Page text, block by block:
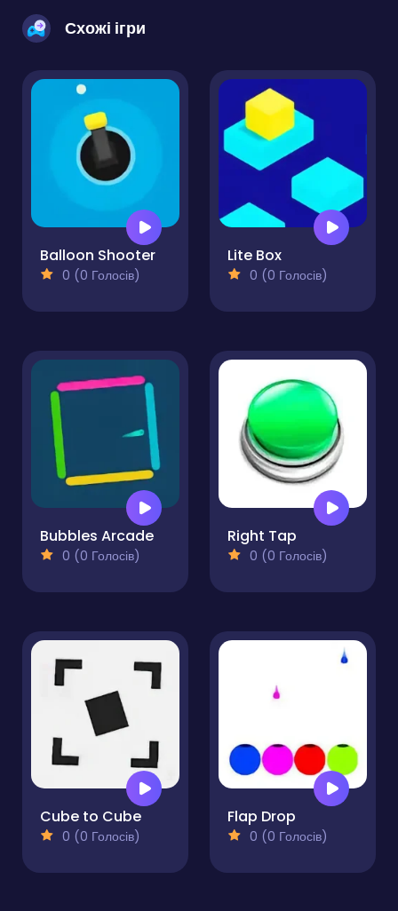
Схожі ігри
Balloon Shooter
0 (0 Голосів)
Lite Box
0 (0 Голосів)
Bubbles Arcade
0 (0 Голосів)
Right Tap
0 (0 Голосів)
Cube to Cube
0 (0 Голосів)
Flap Drop
0 (0 Голосів)